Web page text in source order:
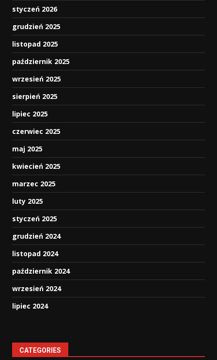
styczeń 2026
grudzień 2025
listopad 2025
październik 2025
wrzesień 2025
sierpień 2025
lipiec 2025
czerwiec 2025
maj 2025
kwiecień 2025
marzec 2025
luty 2025
styczeń 2025
grudzień 2024
listopad 2024
październik 2024
wrzesień 2024
lipiec 2024
CATEGORIES